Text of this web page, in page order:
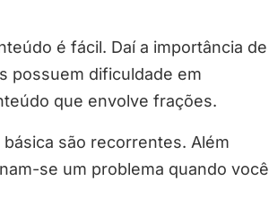
é fácil. Daí a importância de
possuem dificuldade em
que envolve frações.
são recorrentes. Além
se um problema quando você